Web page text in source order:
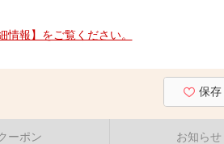
報】をご覧ください。
保存
ーポン お知らせ